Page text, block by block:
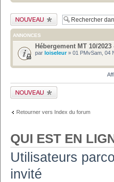
Publier un nouveau
sujet
ANNONCES
Hébergement MT 10/2023
par loiseleur» 01 PMvSam, 04
Publier un nouveau
sujet
Retourner vers Index du forum
QUI EST EN
Utilisateurs
invité